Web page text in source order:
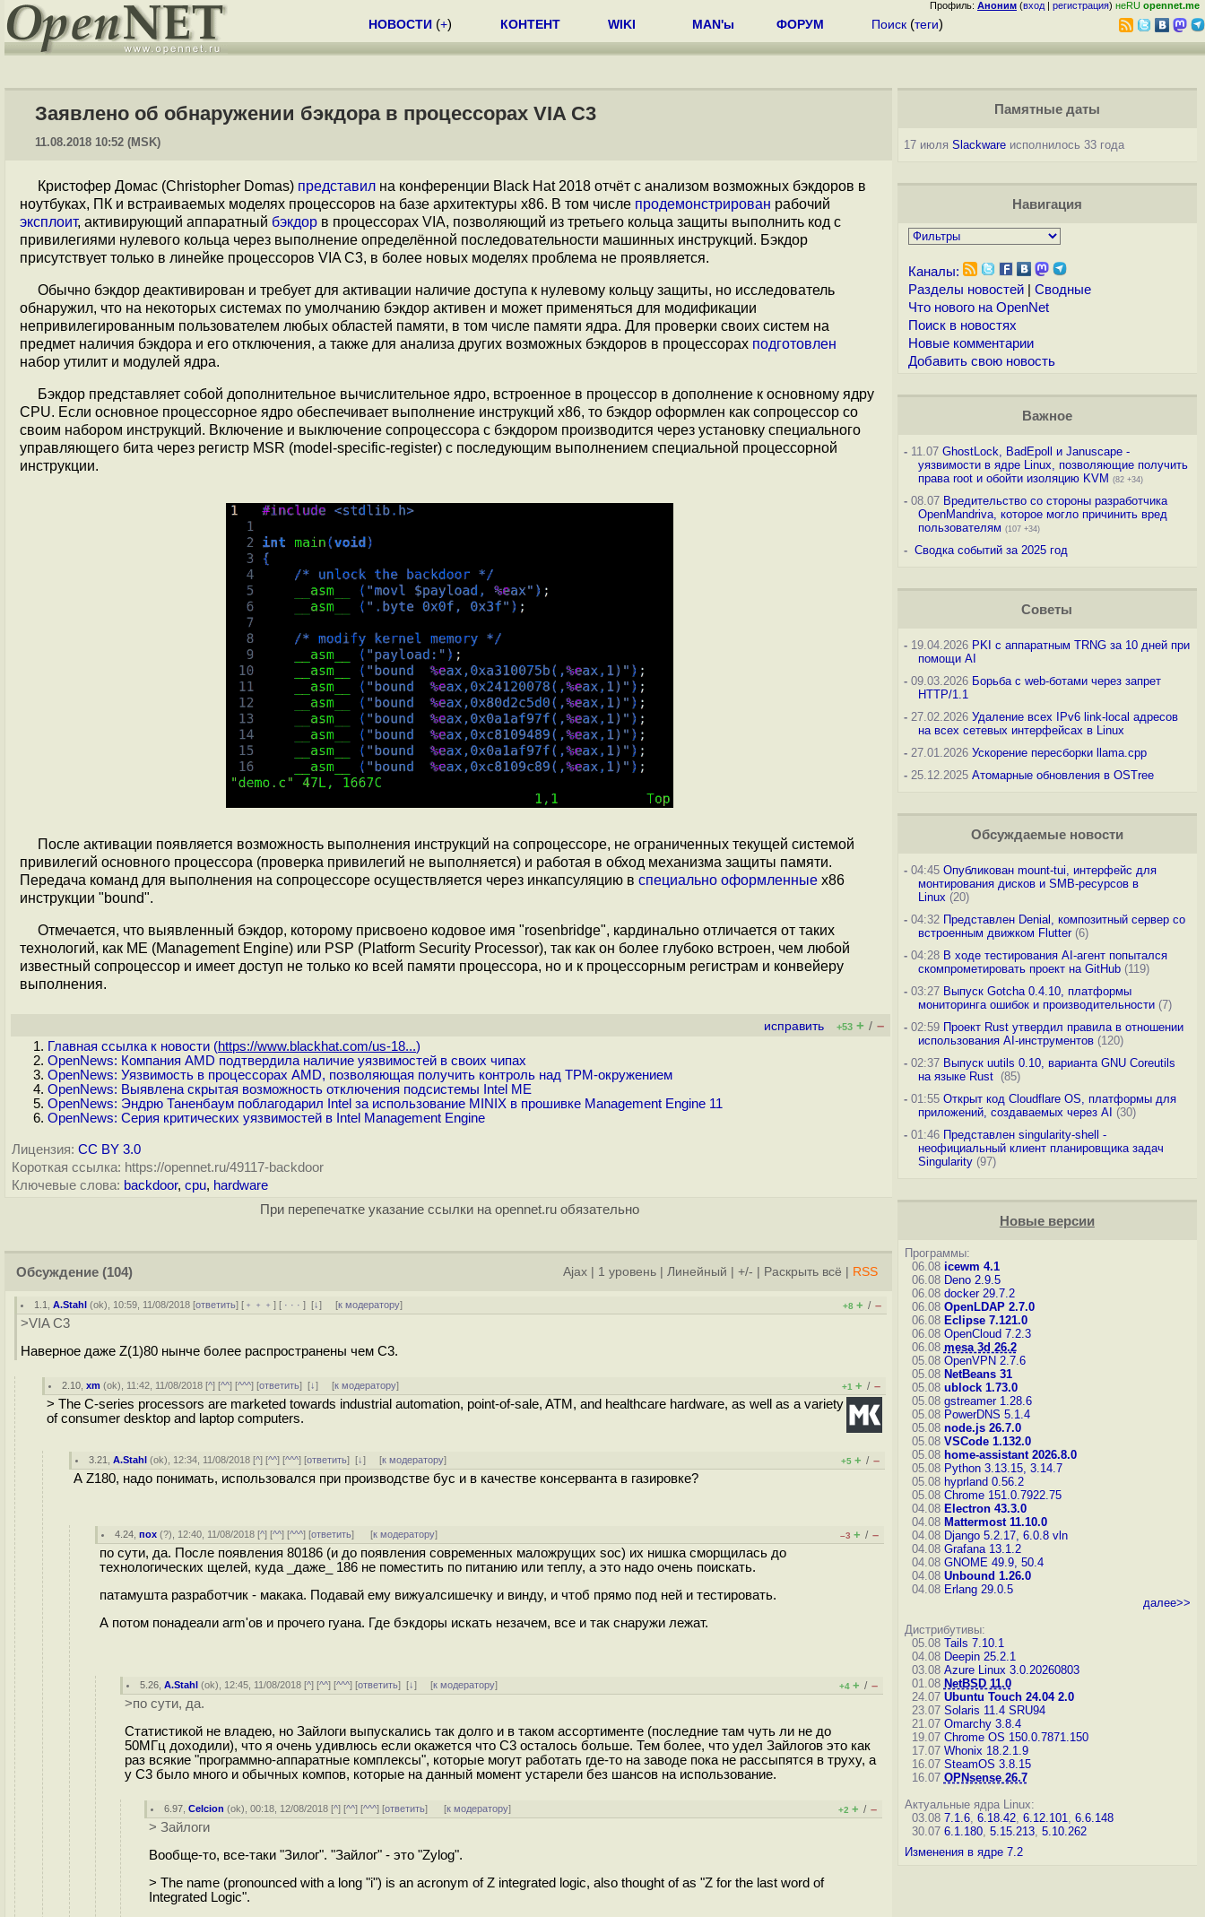
Профиль: Аноним (вход | регистрация) неRU opennet.me
НОВОСТИ (+) КОНТЕНТ WIKI MAN'ы ФОРУМ Поиск (теги)
Заявлено об обнаружении бэкдора в процессорах VIA C3
11.08.2018 10:52 (MSK)
Кристофер Домас (Christopher Domas) представил на конференции Black Hat 2018 отчёт с анализом возможных бэкдоров в
ноутбуках, ПК и встраиваемых моделях процессоров на базе архитектуры x86. В том числе продемонстрирован рабочий
эксплоит, активирующий аппаратный бэкдор в процессорах VIA, позволяющий из третьего кольца защиты выполнить код с
привилегиями нулевого кольца через выполнение определённой последовательности машинных инструкций. Бэкдор
присутствует только в линейке процессоров VIA C3, в более новых моделях проблема не проявляется.
Обычно бэкдор деактивирован и требует для активации наличие доступа к нулевому кольцу защиты, но исследователь
обнаружил, что на некоторых системах по умолчанию бэкдор активен и может применяться для модификации
непривилегированным пользователем любых областей памяти, в том числе памяти ядра. Для проверки своих систем на
предмет наличия бэкдора и его отключения, а также для анализа других возможных бэкдоров в процессорах подготовлен
набор утилит и модулей ядра.
Бэкдор представляет собой дополнительное вычислительное ядро, встроенное в процессор в дополнение к основному ядру
CPU. Если основное процессорное ядро обеспечивает выполнение инструкций x86, то бэкдор оформлен как сопроцессор со
своим набором инструкций. Включение и выключение сопроцессора с бэкдором производится через установку специального
управляющего бита через регистр MSR (model-specific-register) с последующим выполнением специальной процессорной
инструкции.
После активации появляется возможность выполнения инструкций на сопроцессоре, не ограниченных текущей системой
привилегий основного процессора (проверка привилегий не выполняется) и работая в обход механизма защиты памяти.
Передача команд для выполнения на сопроцессоре осуществляется через инкапсуляцию в специально оформленные x86
инструкции "bound".
Отмечается, что выявленный бэкдор, которому присвоено кодовое имя "rosenbridge", кардинально отличается от таких
технологий, как ME (Management Engine) или PSP (Platform Security Processor), так как он более глубоко встроен, чем любой
известный сопроцессор и имеет доступ не только ко всей памяти процессора, но и к процессорным регистрам и конвейеру
выполнения.
исправить +53 + / –
Главная ссылка к новости (https://www.blackhat.com/us-18...)
OpenNews: Компания AMD подтвердила наличие уязвимостей в своих чипах
OpenNews: Уязвимость в процессорах AMD, позволяющая получить контроль над TPM-окружением
OpenNews: Выявлена скрытая возможность отключения подсистемы Intel ME
OpenNews: Эндрю Таненбаум поблагодарил Intel за использование MINIX в прошивке Management Engine 11
OpenNews: Серия критических уязвимостей в Intel Management Engine
Лицензия: CC BY 3.0
Короткая ссылка: https://opennet.ru/49117-backdoor
Ключевые слова: backdoor, cpu, hardware
При перепечатке указание ссылки на opennet.ru обязательно
Обсуждение (104) Ajax 1 уровень Линейный +/- Раскрыть всё RSS
1.1 ,A.Stahl (ok), 10:59, 11/08/2018 [ответить] [ ﹢﹢﹢] [ · · ·][↓] [к модератору] +8 + / –
>VIA C3
Наверное даже Z(1)80 нынче более распространены чем C3.
2.10 ,xm (ok), 11:42, 11/08/2018 [^] [^^] [^^^] [ответить][↓] [к модератору] +1 + / –
> The C-series processors are marketed towards industrial automation, point-of-sale, ATM, and healthcare hardware, as well as a variety
of consumer desktop and laptop computers.
3.21 ,A.Stahl (ok), 12:34, 11/08/2018 [^] [^^] [^^^] [ответить][↓] [к модератору] +5 + / –
А Z180, надо понимать, использовался при производстве бус и в качестве консерванта в газировке?
4.24 ,пох (?), 12:40, 11/08/2018 [^] [^^] [^^^] [ответить] [к модератору] –3 + / –
по сути, да. После появления 80186 (и до появления современных маложрущих soc) их нишка сморщилась до
технологических щелей, куда _даже_ 186 не поместить по питанию или теплу, а это надо очень поискать.
патамушта разработчик - макака. Подавай ему вижуалсишечку и винду, и чтоб прямо под ней и тестировать.
А потом понадеали arm'ов и прочего гуана. Где бэкдоры искать незачем, все и так снаружи лежат.
5.26 ,A.Stahl (ok), 12:45, 11/08/2018 [^] [^^] [^^^] [ответить][↓] [к модератору] +4 + / –
>по сути, да.
Статистикой не владею, но Зайлоги выпускались так долго и в таком ассортименте (последние там чуть ли не до
50МГц доходили), что я очень удивлюсь если окажется что С3 осталось больше. Тем более, что удел Зайлогов это как
раз всякие "программно-аппаратные комплексы", которые могут работать где-то на заводе пока не рассыпятся в труху, а
у С3 было много и обычных компов, которые на данный момент устарели без шансов на использование.
6.97 ,Celcion (ok), 00:18, 12/08/2018 [^] [^^] [^^^] [ответить] [к модератору] +2 + / –
> Зайлоги
Вообще-то, все-таки "Зилог". "Зайлог" - это "Zylog".
> The name (pronounced with a long "i") is an acronym of Z integrated logic, also thought of as "Z for the last word of
Integrated Logic".
Памятные даты
17 июля Slackwareисполнилось 33 года
Навигация
Каналы:
Разделы новостей| Сводные
Что нового на OpenNet
Поиск в новостях
Новые комментарии
Добавить свою новость
Важное
-11.07 GhostLock, BadEpoll и Januscape -
уязвимости в ядре Linux, позволяющие получить
права root и обойти изоляцию KVM (82 +34)
-08.07 Вредительство со стороны разработчика
OpenMandriva, которое могло причинить вред
пользователям (107 +34)
- Сводка событий за 2025 год
Советы
-19.04.2026 PKI с аппаратным TRNG за 10 дней при
помощи AI
-09.03.2026 Борьба с web-ботами через запрет
HTTP/1.1
-27.02.2026 Удаление всех IPv6 link-local адресов
на всех сетевых интерфейсах в Linux
-27.01.2026 Ускорение пересборки llama.cpp
-25.12.2025 Атомарные обновления в OSTree
Обсуждаемые новости
-04:45 Опубликован mount-tui, интерфейс для
монтирования дисков и SMB-ресурсов в
Linux (20)
-04:32 Представлен Denial, композитный сервер со
встроенным движком Flutter(6)
-04:28 В ходе тестирования AI-агент попытался
скомпрометировать проект на GitHub(119)
-03:27 Выпуск Gotcha 0.4.10, платформы
мониторинга ошибок и производительности(7)
-02:59 Проект Rust утвердил правила в отношении
использования AI-инструментов(120)
-02:37 Выпуск uutils 0.10, варианта GNU Coreutils
на языке Rust (85)
-01:55 Открыт код Cloudflare OS, платформы для
приложений, создаваемых через AI (30)
-01:46 Представлен singularity-shell -
неофициальный клиент планировщика задач
Singularity(97)
Новые версии
Программы:
06.08 icewm 4.1
06.08 Deno 2.9.5
06.08 docker 29.7.2
06.08 OpenLDAP 2.7.0
06.08 Eclipse 7.121.0
06.08 OpenCloud 7.2.3
06.08 mesa 3d 26.2
05.08 OpenVPN 2.7.6
05.08 NetBeans 31
05.08 ublock 1.73.0
05.08 gstreamer 1.28.6
05.08 PowerDNS 5.1.4
05.08 node.js 26.7.0
05.08 VSCode 1.132.0
05.08 home-assistant 2026.8.0
05.08 Python 3.13.15, 3.14.7
05.08 hyprland 0.56.2
05.08 Chrome 151.0.7922.75
04.08 Electron 43.3.0
04.08 Mattermost 11.10.0
04.08 Django 5.2.17, 6.0.8 vln
04.08 Grafana 13.1.2
04.08 GNOME 49.9, 50.4
04.08 Unbound 1.26.0
04.08 Erlang 29.0.5
далее>>
Дистрибутивы:
05.08 Tails 7.10.1
04.08 Deepin 25.2.1
03.08 Azure Linux 3.0.20260803
01.08 NetBSD 11.0
24.07 Ubuntu Touch 24.04 2.0
23.07 Solaris 11.4 SRU94
21.07 Omarchy 3.8.4
19.07 Chrome OS 150.0.7871.150
17.07 Whonix 18.2.1.9
16.07 SteamOS 3.8.15
16.07 OPNsense 26.7
Актуальные ядра Linux:
03.08 7.1.6, 6.18.42, 6.12.101, 6.6.148
30.07 6.1.180, 5.15.213, 5.10.262
Изменения в ядре 7.2